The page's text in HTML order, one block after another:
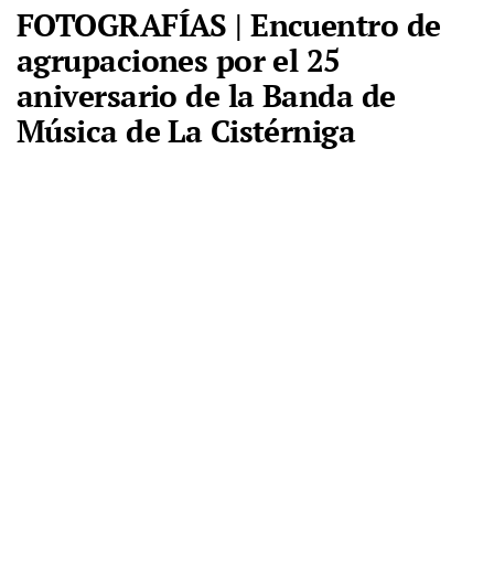
FOTOGRAFÍAS | Encuentro de
agrupaciones por el 25
aniversario de la Banda de
Música de La Cistérniga